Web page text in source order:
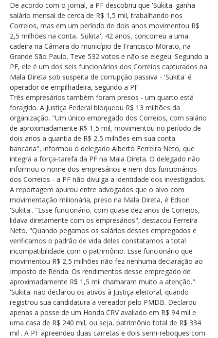
De acordo com o jornal, a PF descobriu que 'Sukita' ganha
salário mensal de cerca de R$ 1,5 mil, trabalhando nos
Correios, mas em um período de dois anos movimentou R$
2,5 milhões na conta. 'Sukita', 42 anos, concorreu a uma
cadeira na Câmara do município de Francisco Morato, na
Grande São Paulo. Teve 532 votos e não se elegeu. Segundo a
PF, ele é um dos seis funcionários dos Correios capturados na
Mala Direta sob suspeita de corrupção passiva - 'Sukita' é
operador de empilhadeira, segundo a PF.
Três empresários também foram presos - um quarto está
foragido. A Justiça Federal bloqueou R$ 13 milhões da
organização. "Um único empregado dos Correios, com salário
de aproximadamente R$ 1,5 mil, movimentou no período de
dois anos a quantia de R$ 2,5 milhões em sua conta
bancária", informou o delegado Alberto Ferreira Neto, que
integra a força-tarefa da PF na Mala Direta. O delegado não
informou o nome dos empresários e nem dos funcionários
dos Correios - a PF não divulga a identidade dos investigados.
A reportagem apurou entre advogados que o alvo com
movimentação milionária, preso na Mala Direta, é Edson
'Sukita'. "Esse funcionário, com quase dez anos de Correios,
lidava diretamente com os empresários", destacou Ferreira
Neto. "Quando pegamos os salários desses empregados e
verificamos o padrão de vida deles constatamos a total
incompatibilidade com o patrimônio. Esse funcionário que
movimentou R$ 2,5 milhões não fez nenhuma declaração ao
Imposto de Renda. Os rendimentos desse empregado de
aproximadamente R$ 1,5 mil chamaram muito a atenção."
'Sukita' não declarou os ativos à Justiça eleitoral, quando
registrou sua candidatura a vereador pelo PMDB. Declarou
apenas a posse de um Honda CRV avaliado em R$ 94 mil e
uma casa de R$ 240 mil, ou seja, patrimônio total de R$ 334
mil . A PF apreendeu duas carretas e dois semi-reboques com